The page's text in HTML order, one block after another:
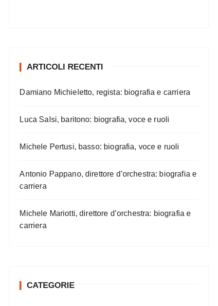
ARTICOLI RECENTI
Damiano Michieletto, regista: biografia e carriera
Luca Salsi, baritono: biografia, voce e ruoli
Michele Pertusi, basso: biografia, voce e ruoli
Antonio Pappano, direttore d’orchestra: biografia e
carriera
Michele Mariotti, direttore d’orchestra: biografia e
carriera
CATEGORIE